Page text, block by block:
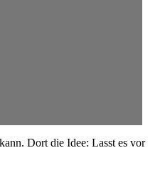
Dort die Idee: Lasst es vor